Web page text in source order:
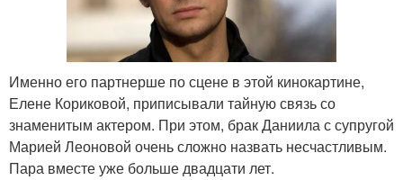
Именно его партнерше по сцене в этой кинокартине,
Елене Кориковой, приписывали тайную связь со
знаменитым актером. При этом, брак Даниила с супругой
Марией Леоновой очень сложно назвать несчастливым.
Пара вместе уже больше двадцати лет.